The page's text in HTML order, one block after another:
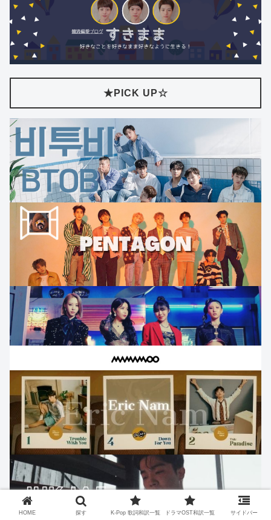
★PICK UP☆
HOME 探す K-Pop 歌詞和訳一覧 ドラマOST和訳一覧 サイドバー